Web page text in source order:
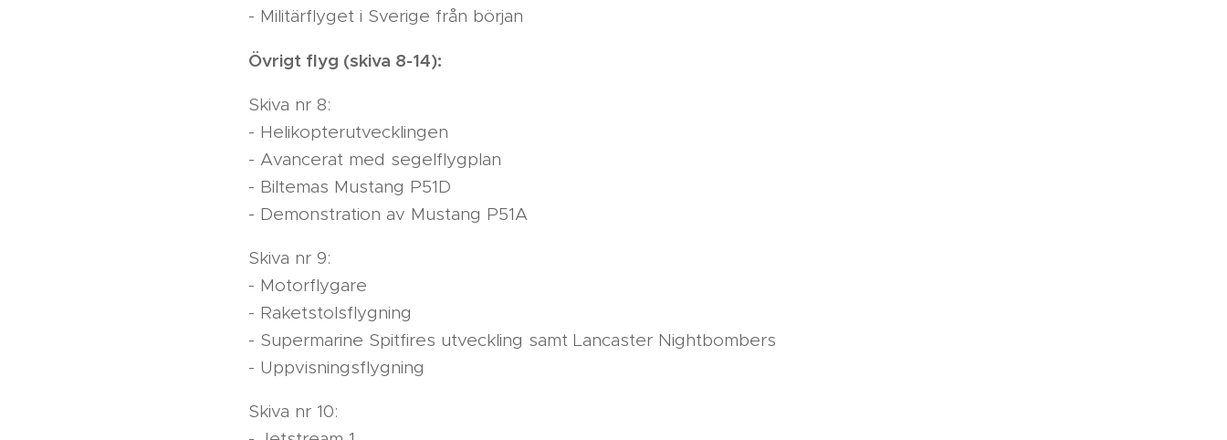
- Militärflyget i Sverige från början
Övrigt flyg (skiva 8-14):
Skiva nr 8:
- Helikopterutvecklingen
- Avancerat med segelflygplan
- Biltemas Mustang P51D
- Demonstration av Mustang P51A
Skiva nr 9:
- Motorflygare
- Raketstolsflygning
- Supermarine Spitfires utveckling samt Lancaster Nightbombers
- Uppvisningsflygning
Skiva nr 10: